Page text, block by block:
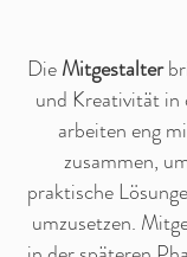
DieMitgestalter
und Kreativität in
arbeiten eng
zusammen,
praktische
umzusetzen.